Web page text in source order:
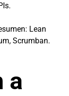
Lean
Scrumban.
a